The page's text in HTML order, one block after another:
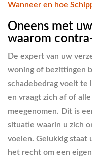
Wanneer en hoe
Oneens met
waarom
De expert van uw
woning of bezittingen
schadebedrag voelt
en vraagt zich af of
meegenomen. Dit is
situatie waarin u zich
voelen. Gelukkig staat
het recht om een